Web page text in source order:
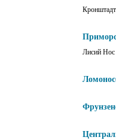
Кронштадт
Лисий Нос